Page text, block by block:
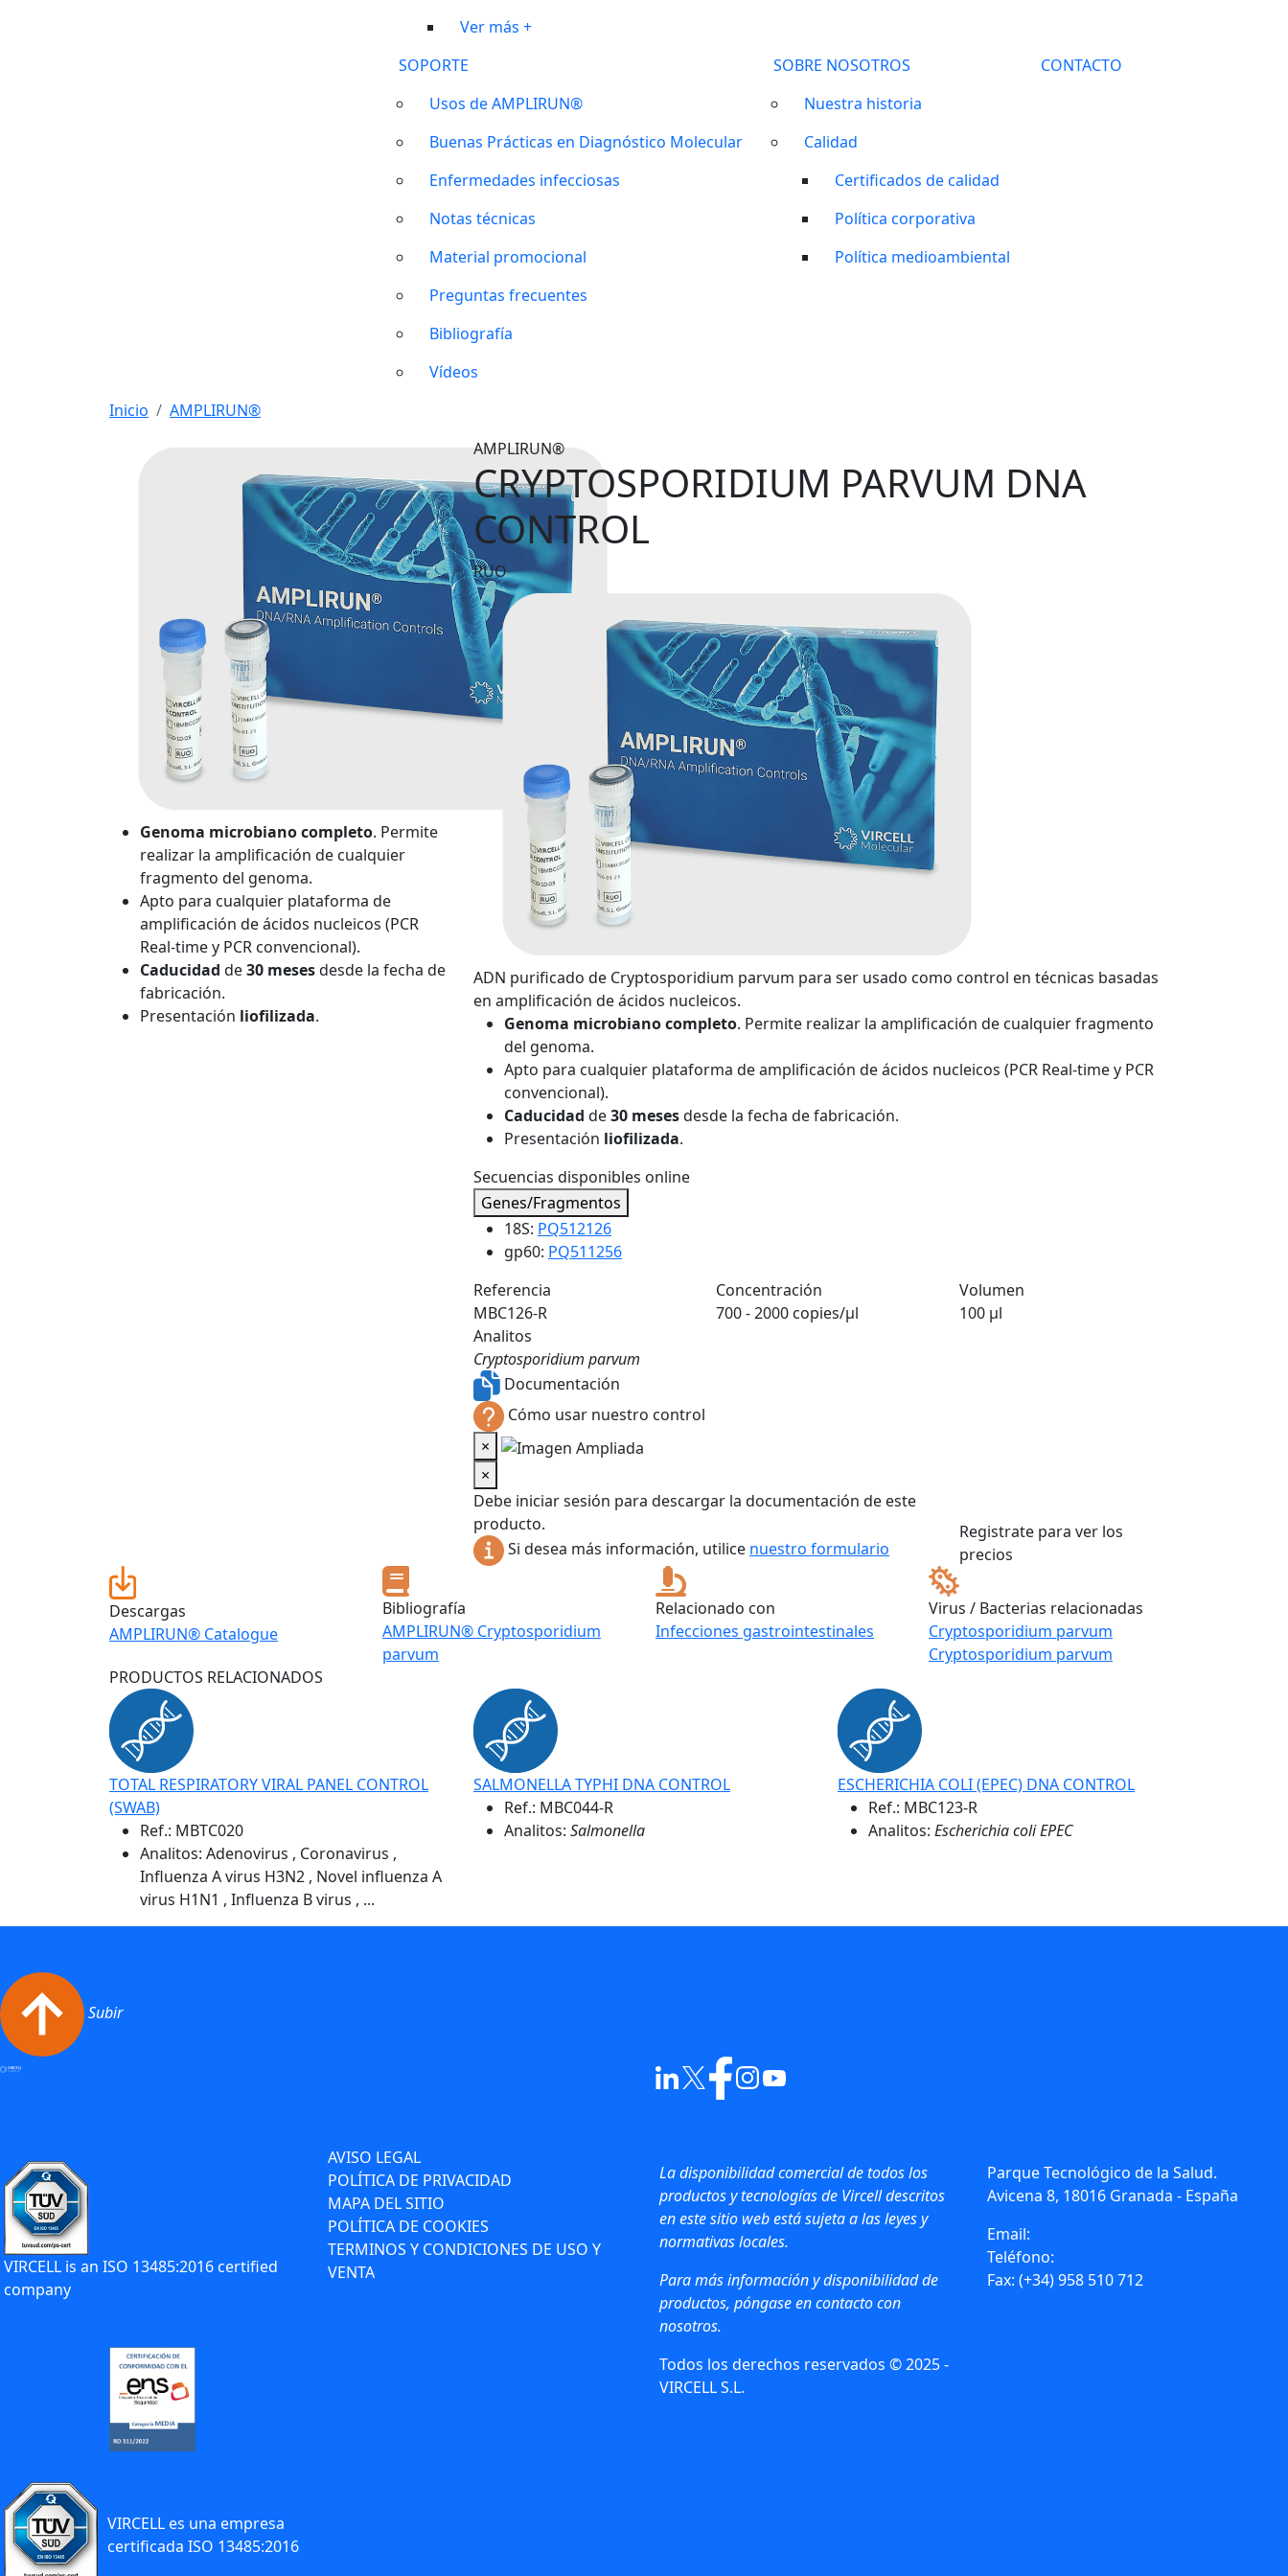
Ver más +
SOPORTE
Usos de AMPLIRUN®
Buenas Prácticas en Diagnóstico Molecular
Enfermedades infecciosas
Notas técnicas
Material promocional
Preguntas frecuentes
Bibliografía
Vídeos
SOBRE NOSOTROS
Nuestra historia
Calidad
Certificados de calidad
Política corporativa
Política medioambiental
CONTACTO
Inicio AMPLIRUN®
Genoma microbiano completo. Permite
realizar la amplificación de cualquier
fragmento del genoma.
Apto para cualquier plataforma de
amplificación de ácidos nucleicos (PCR
Real-time y PCR convencional).
Caducidad de30 mesesdesde la fecha de
fabricación.
Presentación liofilizada.
AMPLIRUN®
CRYPTOSPORIDIUM PARVUM DNA
CONTROL
RUO
ADN purificado de Cryptosporidium parvum para ser usado como control en técnicas basadas
en amplificación de ácidos nucleicos.
Genoma microbiano completo. Permite realizar la amplificación de cualquier fragmento
del genoma.
Apto para cualquier plataforma de amplificación de ácidos nucleicos (PCR Real-time y PCR
convencional).
Caducidad de30 mesesdesde la fecha de fabricación.
Presentación liofilizada.
Secuencias disponibles online
Genes/Fragmentos
18S: PQ512126
gp60: PQ511256
Referencia
MBC126-R
Concentración
700 - 2000 copies/µl
Volumen
100 µl
Analitos
Cryptosporidium parvum
Documentación
Cómo usar nuestro control
×
×
Debe iniciar sesión para descargar la documentación de este
producto.
Si desea más información, utilice nuestro formulario
Registrate para ver los
precios
Descargas
AMPLIRUN® Catalogue
Bibliografía
AMPLIRUN® Cryptosporidium
parvum
Relacionado con
Infecciones gastrointestinales
Virus / Bacterias relacionadas
Cryptosporidium parvum
Cryptosporidium parvum
PRODUCTOS RELACIONADOS
TOTAL RESPIRATORY VIRAL PANEL CONTROL
(SWAB)
Ref.: MBTC020
Analitos: Adenovirus , Coronavirus ,
Influenza A virus H3N2 , Novel influenza A
virus H1N1 , Influenza B virus , ...
SALMONELLA TYPHI DNA CONTROL
Ref.: MBC044-R
Analitos: Salmonella
ESCHERICHIA COLI (EPEC) DNA CONTROL
Ref.: MBC123-R
Analitos: Escherichia coli EPEC
Subir
VIRCELL is an ISO 13485:2016 certified
company
AVISO LEGAL
POLÍTICA DE PRIVACIDAD
MAPA DEL SITIO
POLÍTICA DE COOKIES
TERMINOS Y CONDICIONES DE USO Y
VENTA
La disponibilidad comercial de todos los
productos y tecnologías de Vircell descritos
en este sitio web está sujeta a las leyes y
normativas locales.
Para más información y disponibilidad de
productos, póngase en contacto con
nosotros.
Todos los derechos reservados © 2025 -
VIRCELL S.L.
Parque Tecnológico de la Salud.
Avicena 8, 18016 Granada - España
Email:
Teléfono:
Fax: (+34) 958 510 712
VIRCELL es una empresa
certificada ISO 13485:2016